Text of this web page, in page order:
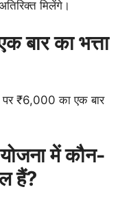
मिलेंगे।
बार का भत्ता
पर ₹6,000 का एक बार
में कौन-
हैं?